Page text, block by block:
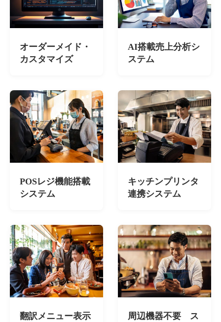
オーダーメイド・
カスタマイズ
AI搭載売上分析シ
ステム
POSレジ機能搭載
システム
キッチンプリンタ
連携システム
翻訳メニュー表示
周辺機器不要 ス